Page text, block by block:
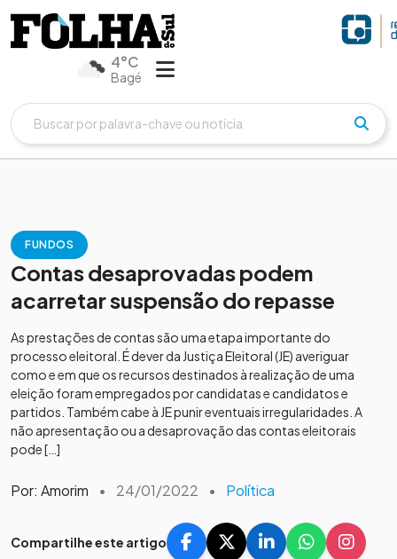
4°C
Bagé
FUNDOS
Contas desaprovadas podem
acarretar suspensão do repasse
As prestações de contas são uma etapa importante do
processo eleitoral. É dever da Justiça Eleitoral (JE) averiguar
como e em que os recursos destinados à realização de uma
eleição foram empregados por candidatas e candidatos e
partidos. Também cabe à JE punir eventuais irregularidades. A
não apresentação ou a desaprovação das contas eleitorais
pode […]
Por: Amorim • 24/01/2022 • Política
Compartilhe este artigo